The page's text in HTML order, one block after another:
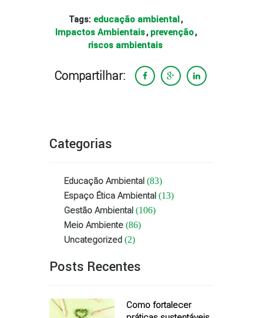
Tags: educação ambiental,
Impactos Ambientais, prevenção,
riscos ambientais
Compartilhar:
Categorias
Educação Ambiental (83)
Espaço Ética Ambiental (13)
Gestão Ambiental (106)
Meio Ambiente (86)
Uncategorized (2)
Posts Recentes
Como fortalecer